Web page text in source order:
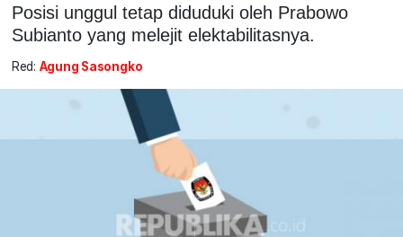
Posisi unggul tetap diduduki oleh Prabowo
Subianto yang melejit elektabilitasnya.
Red: Agung Sasongko